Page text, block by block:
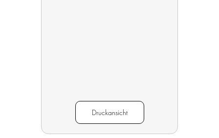
Druckansicht